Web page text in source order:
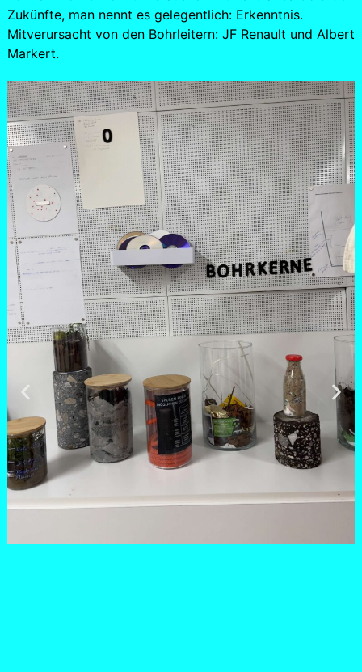
Zukünfte, man nennt es gelegentlich: Erkenntnis.
Mitverursacht von den Bohrleitern: JF Renault und Albert
Markert.